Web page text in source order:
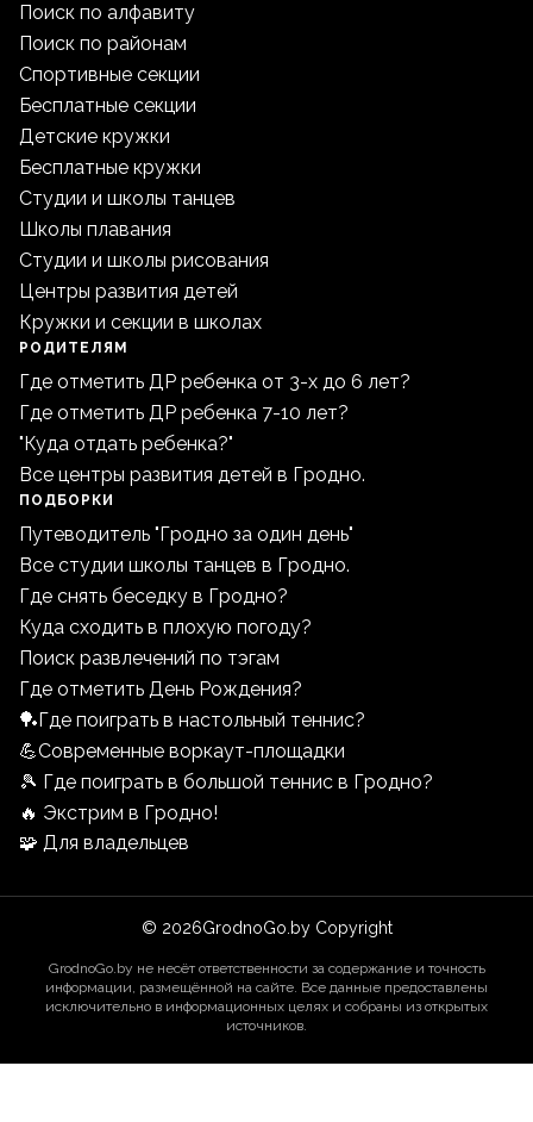
Поиск по алфавиту
Поиск по районам
Спортивные секции
Бесплатные секции
Детские кружки
Бесплатные кружки
Студии и школы танцев
Школы плавания
Студии и школы рисования
Центры развития детей
Кружки и секции в школах
РОДИТЕЛЯМ
Где отметить ДР ребенка от 3-х до 6 лет?
Где отметить ДР ребенка 7-10 лет?
"Куда отдать ребенка?"
Все центры развития детей в Гродно.
ПОДБОРКИ
Путеводитель "Гродно за один день"
Все студии школы танцев в Гродно.
Где снять беседку в Гродно?
Куда сходить в плохую погоду?
Поиск развлечений по тэгам
Где отметить День Рождения?
🏓Где поиграть в настольный теннис?
💪Современные воркаут-площадки
🎾 Где поиграть в большой теннис в Гродно?
🔥 Экстрим в Гродно!
🧩 Для владельцев
© 2026GrodnoGo.by Copyright
GrodnoGo.by не несёт ответственности за содержание и точность
информации, размещённой на сайте. Все данные предоставлены
исключительно в информационных целях и собраны из открытых
источников.